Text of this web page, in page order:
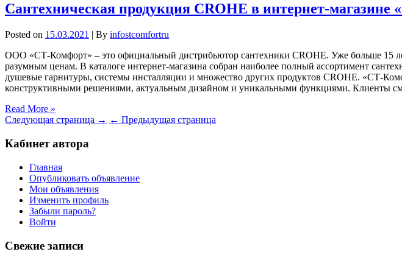
Сантехническая продукция CROHE в интернет-магазине
Posted on 15.03.2021 | By infostcomfortru
ООО «СТ-Комфорт» – это официальный дистрибьютор сантехники CROHE. Уже больше 15
разумным ценам. В каталоге интернет-магазина собран наиболее полный ассортимент
душевые гарнитуры, системы инсталляции и множество других продуктов CROHE. «СТ-
конструктивными решениями, актуальным дизайном и уникальными функциями. Клиенты
Read More »
Следующая страница → ← Предыдущая страница
Кабинет автора
Главная
Опубликовать объявление
Мои объявления
Изменить профиль
Забыли пароль?
Войти
Свежие записи